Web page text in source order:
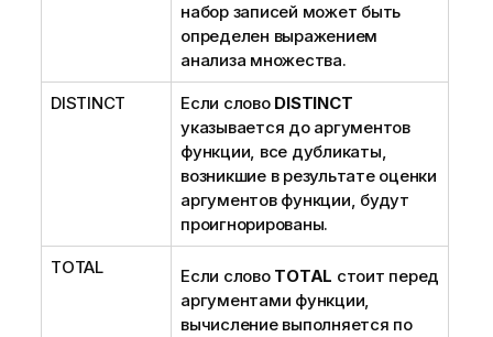
набор записей может быть
определен выражением
анализа множества.
DISTINCT Если слово DISTINCT
указывается до аргументов
функции, все дубликаты,
возникшие в результате оценки
аргументов функции, будут
проигнорированы.
TOTAL Если слово TOTAL стоит перед
аргументами функции,
вычисление выполняется по